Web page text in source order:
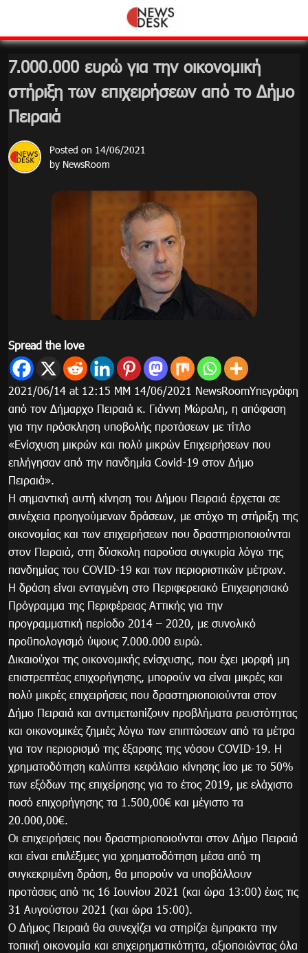
content
7.000.000 ευρώ για την οικονομική
στήριξη των επιχειρήσεων από το Δήμο
Πειραιά
Posted on 14/06/2021
by NewsRoom
Spread the love
2021/06/14 at 12:15 ΜΜ 14/06/2021 NewsRoomΥπεγράφη
από τον Δήμαρχο Πειραιά κ. Γιάννη Μώραλη, η απόφαση
για την πρόσκληση υποβολής προτάσεων με τίτλο
«Ενίσχυση μικρών και πολύ μικρών Επιχειρήσεων που
επλήγησαν από την πανδημία Covid-19 στον Δήμο
Πειραιά».
Η σημαντική αυτή κίνηση του Δήμου Πειραιά έρχεται σε
συνέχεια προηγούμενων δράσεων, με στόχο τη στήριξη της
οικονομίας και των επιχειρήσεων που δραστηριοποιούνται
στον Πειραιά, στη δύσκολη παρούσα συγκυρία λόγω της
πανδημίας του COVID-19 και των περιοριστικών μέτρων.
Η δράση είναι ενταγμένη στο Περιφερειακό Επιχειρησιακό
Πρόγραμμα της Περιφέρειας Αττικής για την
προγραμματική περίοδο 2014 – 2020, με συνολικό
προϋπολογισμό ύψους 7.000.000 ευρώ.
Δικαιούχοι της οικονομικής ενίσχυσης, που έχει μορφή μη
επιστρεπτέας επιχορήγησης, μπορούν να είναι μικρές και
πολύ μικρές επιχειρήσεις που δραστηριοποιούνται στον
Δήμο Πειραιά και αντιμετωπίζουν προβλήματα ρευστότητας
και οικονομικές ζημιές λόγω των επιπτώσεων από τα μέτρα
για τον περιορισμό της έξαρσης της νόσου COVID-19. Η
χρηματοδότηση καλύπτει κεφάλαιο κίνησης ίσο με το 50%
των εξόδων της επιχείρησης για το έτος 2019, με ελάχιστο
ποσό επιχορήγησης τα 1.500,00€ και μέγιστο τα
20.000,00€.
Οι επιχειρήσεις που δραστηριοποιούνται στον Δήμο Πειραιά
και είναι επιλέξιμες για χρηματοδότηση μέσα από τη
συγκεκριμένη δράση, θα μπορούν να υποβάλλουν
προτάσεις από τις 16 Ιουνίου 2021 (και ώρα 13:00) έως τις
31 Αυγούστου 2021 (και ώρα 15:00).
Ο Δήμος Πειραιά θα συνεχίζει να στηρίζει έμπρακτα την
τοπική οικονομία και επιχειρηματικότητα, αξιοποιώντας όλα